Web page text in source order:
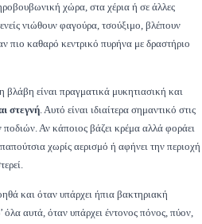
χώρα, στα χέρια ή σε άλλες
νιώθουν φαγούρα, τσούξιμο, βλέπουν
πιο καθαρό κεντρικό πυρήνα με δραστήριο
βλάβη είναι πραγματικά μυκητιασική και
στεγνή. Αυτό είναι ιδιαίτερα σημαντικό στις
Αν κάποιος βάζει κρέμα αλλά φοράει
χωρίς αερισμό ή αφήνει την περιοχή
και όταν υπάρχει ήπια βακτηριακή
αυτά, όταν υπάρχει έντονος πόνος, πύον,